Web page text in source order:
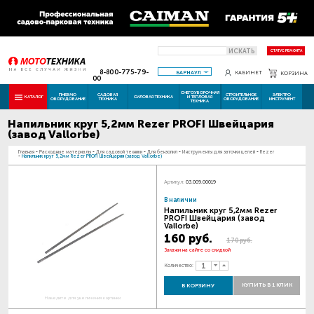
ИСКАТЬ СТАТУС РЕМОНТА
8-800-775-79-
00
БАРНАУЛ КАБИНЕТ КОРЗИНА
КАТАЛОГ ПНЕВМО
ОБОРУДОВАНИЕ
САДОВАЯ
ТЕХНИКА СИЛОВАЯ ТЕХНИКА
СНЕГОУБОРОЧНАЯ
И ТЕПЛОВАЯ
ТЕХНИКА
СТРОИТЕЛЬНОЕ
ОБОРУДОВАНИЕ
ЭЛЕКТРО
ИНСТРУМЕНТ
Напильник круг 5,2мм Rezer PROFI Швейцария
(завод Vallorbe)
Главная - Расходные материалы - Для садовой техники - Для бензопил - Инструменты для заточки цепей - Rezer
- Напильник круг 5,2мм Rezer PROFI Швейцария (завод Vallorbe)
Наведите для увеличения картинки
Артикул: 03.009.00019
В наличии
Напильник круг 5,2мм Rezer
PROFI Швейцария (завод
Vallorbe)
160 руб. 170 руб.
Закажи на сайте со скидкой
Количество:
В КОРЗИНУ КУПИТЬ В 1 КЛИК